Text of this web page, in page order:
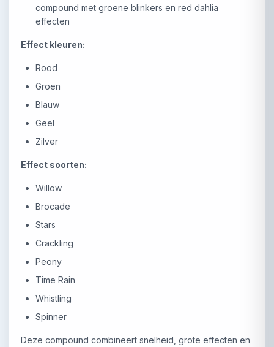
compound met groene blinkers en red dahlia
effecten
Effect kleuren:
Rood
Groen
Blauw
Geel
Zilver
Effect soorten:
Willow
Brocade
Stars
Crackling
Peony
Time Rain
Whistling
Spinner
Deze compound combineert snelheid, grote effecten en